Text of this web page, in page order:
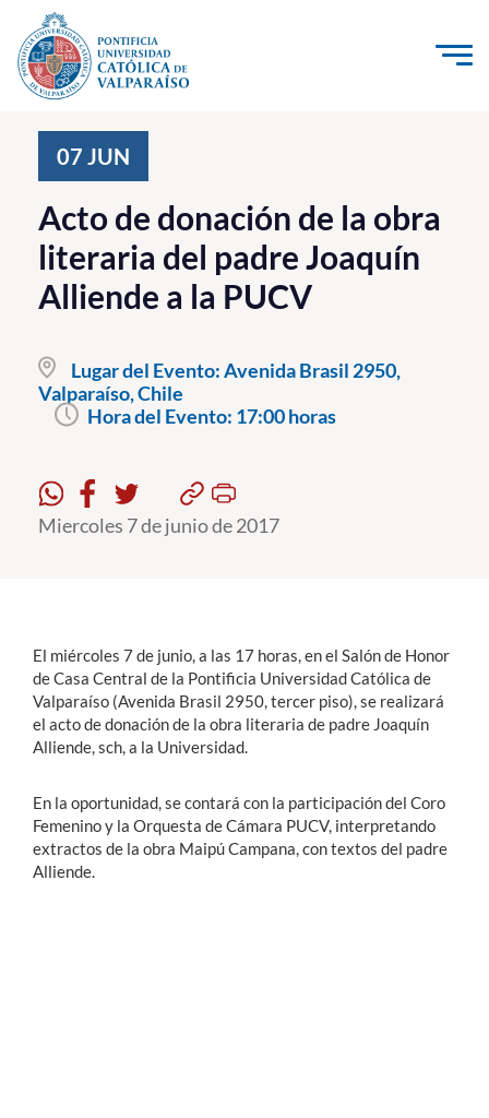
Click acá para ir directamente al contenido
Investigación, Creación e Innovación
PUCV Internacional
Vinculación con el Medio
Pregrado
Postgrado
Formación Continua
Alumni
07 JUN
Acto de donación de la obra
literaria del padre Joaquín
Alliende a la PUCV
Lugar del Evento:Avenida Brasil 2950,
Valparaíso, Chile
Hora del Evento: 17:00 horas
Miercoles 7 de junio de 2017
El miércoles 7 de junio, a las 17 horas, en el Salón de Honor
de Casa Central de la Pontificia Universidad Católica de
Valparaíso (Avenida Brasil 2950, tercer piso), se realizará
el acto de donación de la obra literaria de padre Joaquín
Alliende, sch, a la Universidad.
En la oportunidad, se contará con la participación del Coro
Femenino y la Orquesta de Cámara PUCV, interpretando
extractos de la obra Maipú Campana, con textos del padre
Alliende.